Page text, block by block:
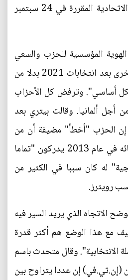
تقود حملته للانتخابات الاتحادية المقررة في 24 سبتمبر
المؤسسية للحزب والسعي
للانضمام إلى ائتلافات أخرى بعد انتخابات 2021 بدلا من
أساسي". وترفض كل الأحزاب
أجل ألمانيا. وقالت بيتري بعد
الحزب "أخطأ" مضيفة أن من
يعرفون الحزب منذ إنشائه في عام 2013 يدركون "تماما
له كان سببا في الكثير من
رويترز.
الاتجاه الذي يريد السير فيه
مع هذا الوضع هم أكثر قدرة
الانتخابية". وقال متحدث باسم
(إن.تي.في) إن عددا يتراوح بين